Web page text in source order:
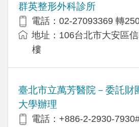
群英整形外科診所
電話：02-27093369 轉
地址：106台北市大安區
樓
臺北市立萬芳醫院－委託財
大學辦理
電話：+886-2-2930-